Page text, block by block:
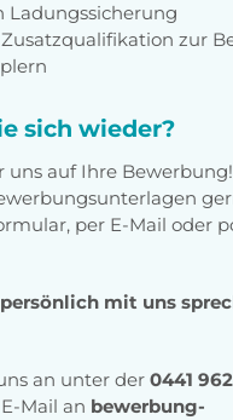
Ladungssicherung
zur
sich wieder?
uns auf Ihre
per E-Mail oder
mit uns
an unter der 0441
Mail an bewerbung-